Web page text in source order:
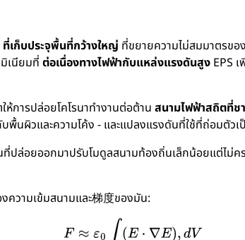
ที่เก็บประจุพื้นที่กว้างใหญ่ ที่ขยายความไม่สมมาตรข
เนียมที่ต่อเนื่องทางไฟฟ้ากับแหล่งแรงดันสูง EPS
การปล่อยโคโรนาทำงานต่อต้านสนามไฟฟ้าสถิตที่ช
พื้นผิวและความโค้ง - และแปลงแรงดันที่ใช้ที่ถ่อมตั
ที่ปล่อยออกมาปรับโมดูลสนามท้องถิ่นเล็กน้อยแต่ไม่
ความเข้มสนามและ梯度ของมัน: